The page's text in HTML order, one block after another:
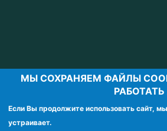
МЫ CОХРАНЯЕМ ФАЙЛЫ
Если Вы продолжите использовать сайт,
устраивает.